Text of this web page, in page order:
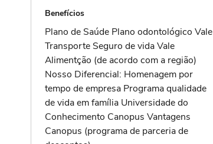
Benefícios
Plano de Saúde Plano odontológico Vale
Transporte Seguro de vida Vale
Alimentção (de acordo com a região) ​
Nosso Diferencial: Homenagem por
tempo de empresa Programa qualidade
de vida em família Universidade do
Conhecimento Canopus Vantagens
Canopus (programa de parceria de